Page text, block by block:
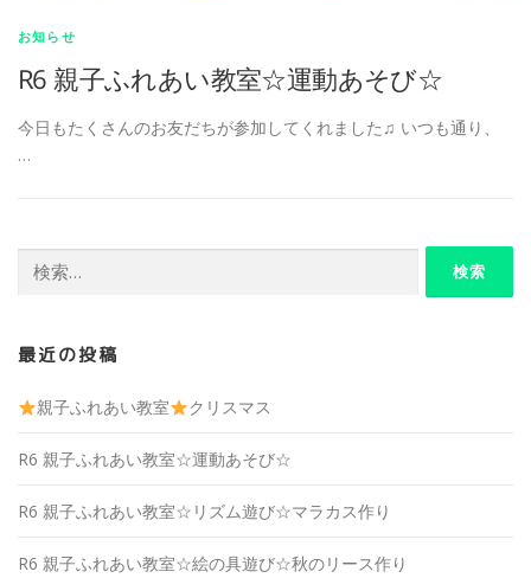
お知らせ
R6 親子ふれあい教室☆運動あそび☆
今日もたくさんのお友だちが参加してくれました♫ いつも通り、
…
索:
最近の投稿
親子ふれあい教室 クリスマス
R6 親子ふれあい教室☆運動あそび☆
R6 親子ふれあい教室☆リズム遊び☆マラカス作り
R6 親子ふれあい教室☆絵の具遊び☆秋のリース作り